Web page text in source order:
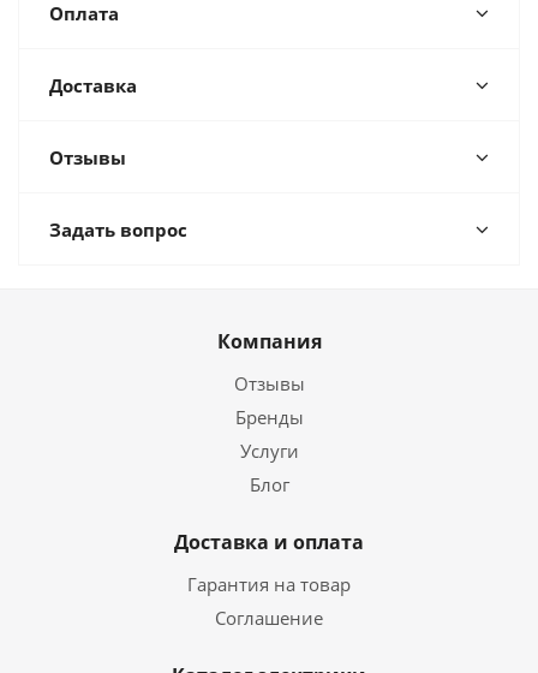
Оплата
Доставка
Отзывы
Задать вопрос
Компания
Отзывы
Бренды
Услуги
Блог
Доставка и оплата
Гарантия на товар
Соглашение